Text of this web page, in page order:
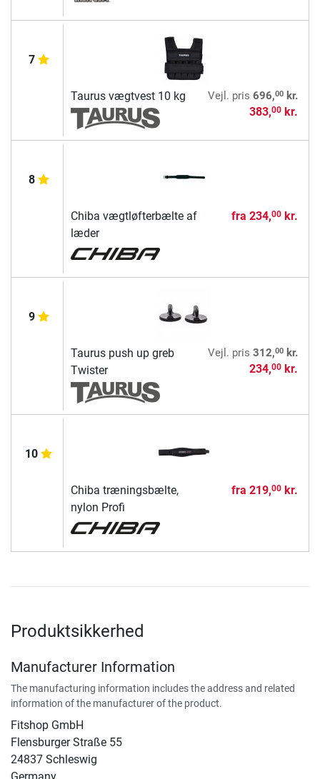
7
Taurus vægtvest 10 kg Vejl. pris 696,00kr.
383,00kr.
8
Chiba vægtløfterbælte af
læder
fra 234,00kr.
9
Taurus push up greb
Twister
Vejl. pris 312,00kr.
234,00kr.
10
Chiba træningsbælte,
nylon Profi
fra 219,00kr.
Produktsikkerhed
Manufacturer Information
The manufacturing information includes the address and related
information of the manufacturer of the product.
Fitshop GmbH
Flensburger Straße 55
24837 Schleswig